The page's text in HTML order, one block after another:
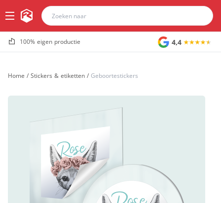
100% eigen productie 4,4
Home / Stickers & etiketten / Geboortestickers